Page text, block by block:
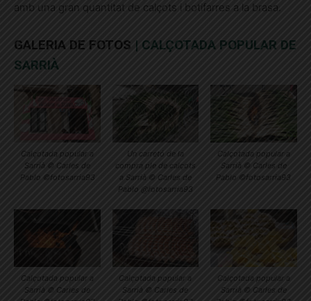
amb una gran quantitat de calçots i botifarres a la brasa.
GALERIA DE FOTOS | CALÇOTADA POPULAR DE
SARRIÀ
Calçotada popular a
Sarrià © Carles de
Pablo ©fotosarria93
Un carretó de la
compra ple de calçots
a Sarrià © Carles de
Pablo @fotosarria93
Calçotada popular a
Sarrià © Carles de
Pablo ©fotosarria93
Calçotada popular a
Sarrià © Carles de
Calçotada popular a
Sarrià © Carles de
Calçotada popular a
Sarrià © Carles de